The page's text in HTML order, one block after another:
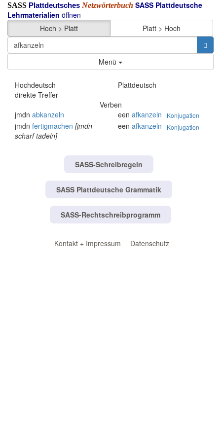
SASS Plattdeutsches Netzwörterbuch SASS Plattdeutsche
Lehrmaterialien öffnen
Hoch > Platt
Platt > Hoch
Menü
Hochdeutsch
Plattdeutsch
direkte Treffer
Verben
jmdn abkanzeln een afkanzeln Konjugation
jmdn fertigmachen [jmdn
scharf tadeln]
een afkanzeln Konjugation
SASS-Schreibregeln
SASS Plattdeutsche Grammatik
SASS-Rechtschreibprogramm
Kontakt + Impressum Datenschutz